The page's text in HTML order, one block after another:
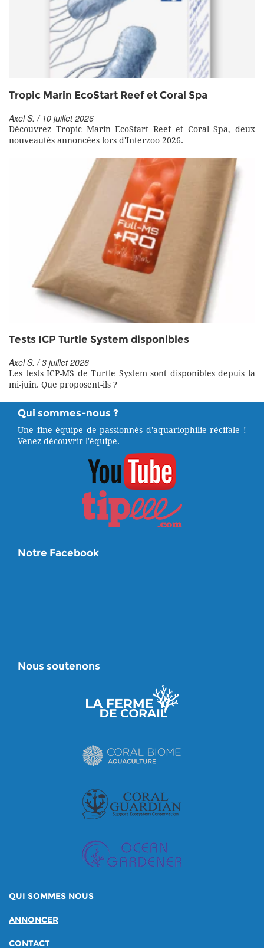
Tropic Marin EcoStart Reef et Coral Spa
Axel S. / 10 juillet 2026
Découvrez Tropic Marin EcoStart Reef et Coral Spa, deux
nouveautés annoncées lors d'Interzoo 2026.
Tests ICP Turtle System disponibles
Axel S. / 3 juillet 2026
Les tests ICP-MS de Turtle System sont disponibles depuis la
mi-juin. Que proposent-ils ?
Qui sommes-nous ?
Une fine équipe de passionnés d'aquariophilie récifale !
Venez découvrir l'équipe.
Notre Facebook
Nous soutenons
QUI SOMMES NOUS
ANNONCER
CONTACT